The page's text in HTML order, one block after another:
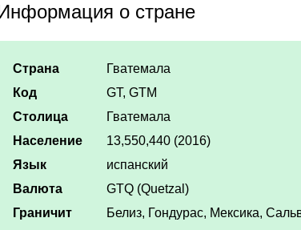
о стране
Страна
Гватемала
Код
GT, GTM
Столица
Гватемала
Население
13,550,440 (2016)
Язык
испанский
Валюта
GTQ (Quetzal)
Граничит
Белиз, Гондурас, Мексика,